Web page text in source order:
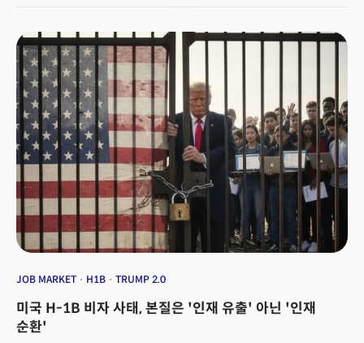
것에서 새로운 것으로 발을 내딛고, 한 시대가 끝나며 오랫동안 억눌렸던
민족의 영혼이 목소리를 낼 때”라고 말하며, 인도의 초대 총리 자와할랄
네루의 1947년 독립 선언 연설을 인용했다. 뉴욕이 낡은 것에서 새로운
것으로 발을 내디뎠다”는 선포였다.급격한 정치적 전환의 기저에는 고물가로
인한 ‘생활비 부담’이 존재하고 있었다. 생활비 문제 해결에 대한 기대감을
안고 뉴욕 시민들이 선거에 참여, 맘다니 돌풍을 만들어 냈다는 게 전문가들의
분석이다.👉민주당 압승, 트럼프 추락...'생활비 지옥'앞에 이념은 없었다더
중요한 건 앞으로 그의 정책이 어떻게 전개될 것이냐는 점이다. 맘다니 신임
시장은 당선 직후 인수위원회 공동위원장 명단에 ‘빅테크 저격수’라는
별명으로 전 세계 테크 기업들을 공포에 떨게 했던 리나 칸(Lina Khan) 전
연방거래위원회(FTC) 위원장을 포함, 이미 정책 실행 준비에 돌입했다. FTC는
한국의 공정거래위원회격으로, 기업의 반독점 여부를 조사하는 권력
기관이다. 칸의 임명은 맘다니의 급진적 공약이 단순한 선거용 구호가
아니라는 걸 시장에 알린 첫 번째 ‘경고 사격’으로 해석된다.
JOB MARKET H1B TRUMP 2.0
미국 H-1B 비자 사태, 본질은 '인재 유출' 아닌 '인재
순환'